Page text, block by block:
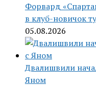
Форвард
в клуб-новичок
05.08.2026
Двалишвили
Яном